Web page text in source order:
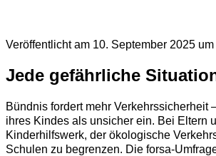
Veröffentlicht am 10. September 2025
Jede gefährliche
Bündnis fordert mehr
ihres Kindes als unsicher ein. Bei Eltern
Kinderhilfswerk, der ökologische
Schulen zu begrenzen. Die forsa-